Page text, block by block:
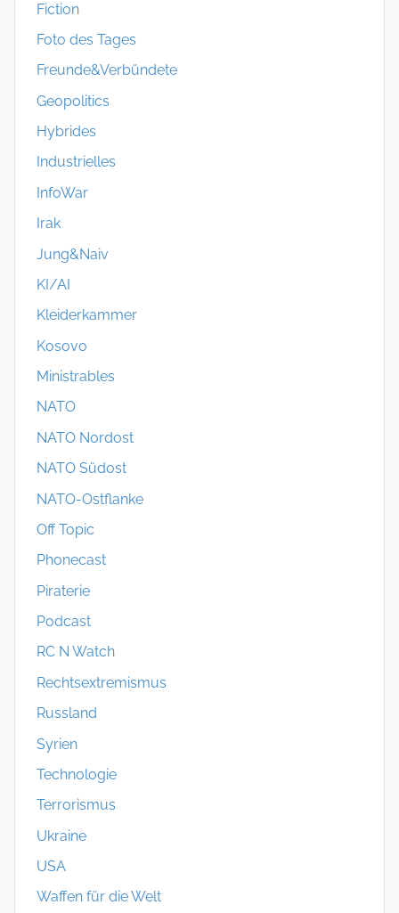
Fiction
Foto des Tages
Freunde&Verbündete
Geopolitics
Hybrides
Industrielles
InfoWar
Irak
Jung&Naiv
KI/AI
Kleiderkammer
Kosovo
Ministrables
NATO
NATO Nordost
NATO Südost
NATO-Ostflanke
Off Topic
Phonecast
Piraterie
Podcast
RC N Watch
Rechtsextremismus
Russland
Syrien
Technologie
Terrorismus
Ukraine
USA
Waffen für die Welt